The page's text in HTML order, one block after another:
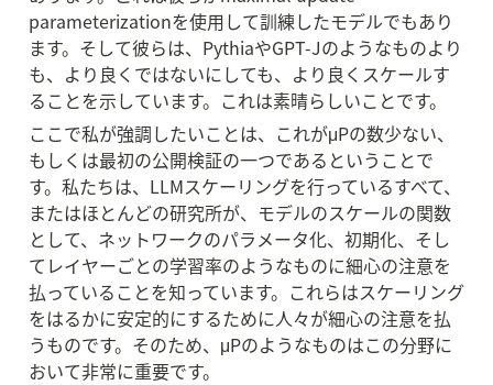
parameterizationを使用して訓練したモデルでもあり
ます。そして彼らは、PythiaやGPT-Jのようなものより
も、より良くではないにしても、より良くスケールす
ることを示しています。これは素晴らしいことです。
ここで私が強調したいことは、これがμPの数少ない、
もしくは最初の公開検証の一つであるということで
す。私たちは、LLMスケーリングを行っているすべて、
またはほとんどの研究所が、モデルのスケールの関数
として、ネットワークのパラメータ化、初期化、そし
てレイヤーごとの学習率のようなものに細心の注意を
払っていることを知っています。これらはスケーリング
をはるかに安定的にするために人々が細心の注意を払
うものです。そのため、μPのようなものはこの分野に
おいて非常に重要です。